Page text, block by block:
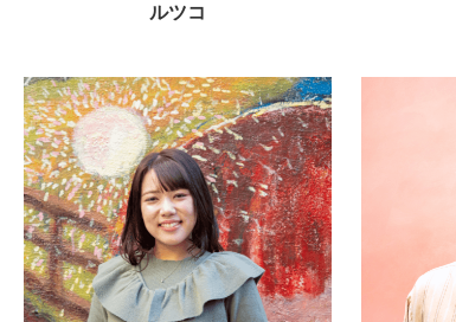
ルツコ